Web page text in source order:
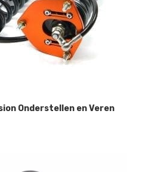
Onderstellen en Veren